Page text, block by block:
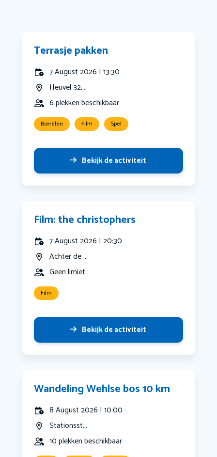
Terrasje pakken
7 August 2026 | 13:30
Heuvel 32,...
6 plekken beschikbaar
Borrelen Film Spel
Bekijk de activiteit
Film: the christophers
7 August 2026 | 20:30
Achter de ...
Geen limiet
Film
Bekijk de activiteit
Wandeling Wehlse bos 10 km
8 August 2026 | 10:00
Stationsst...
10 plekken beschikbaar